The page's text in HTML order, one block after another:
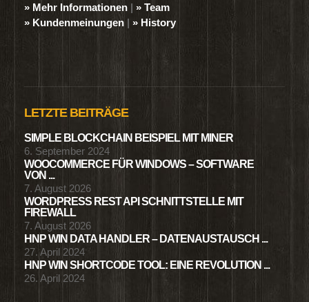
» Mehr Informationen | » Team
» Kundenmeinungen | » History
LETZTE BEITRÄGE
SIMPLE BLOCKCHAIN BEISPIEL MIT MINER
6. September 2024
WOOCOMMERCE FÜR WINDOWS – SOFTWARE
VON ...
7. August 2026
WORDPRESS REST API SCHNITTSTELLE MIT
FIREWALL
7. August 2026
HNP WIN DATA HANDLER – DATENAUSTAUSCH ...
27. April 2024
HNP WIN SHORTCODE TOOL: EINE REVOLUTION ...
26. April 2024